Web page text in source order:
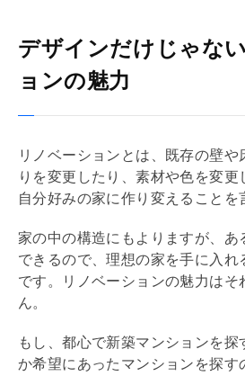
デザインだけじゃな
ョンの魅力
リノベーション とは、既存の壁や
りを変更したり、素材や色を変更
自分好みの家に作り変えることを
家の中の構造にもよりますが、あ
できるので、理想の家を手に入れ
です。
リノベーションの魅力はそ
ん。
もし、都心で新築マンションを探
か希望にあったマンションを探す